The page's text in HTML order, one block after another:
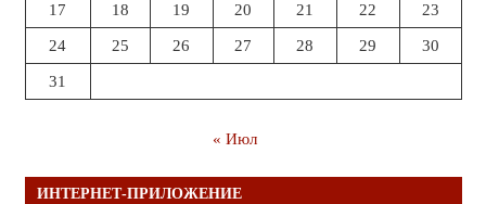
17 18 19 20 21 22 23
24 25 26 27 28 29 30
31
« Июл
ИНТЕРНЕТ-ПРИЛОЖЕНИЕ